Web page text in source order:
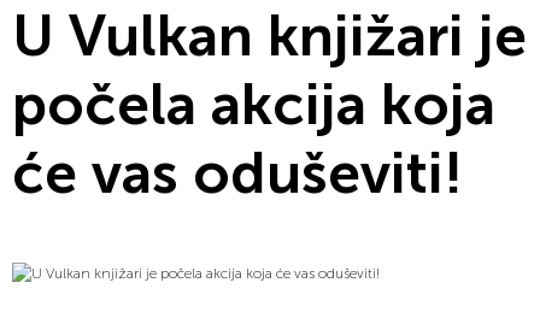
U Vulkan knjižari je
počela akcija koja
će vas oduševiti!